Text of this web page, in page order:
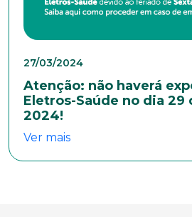
27/03/2024
Atenção: não haverá
Eletros-Saúde no dia 29
2024!
Ver mais